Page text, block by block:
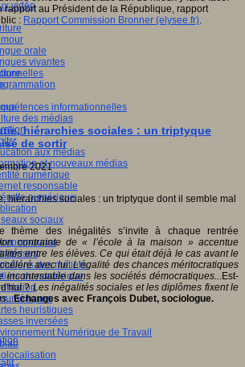
vidéo
orale
vivantes
informationnelles
des médias
aux médias
et nouveaux médias
numérique
responsable
numérique
sociaux
des métiers
du numérique
heuristiques
inversées
Numérique de Travail
rapport au Président de la République, rapport
: Rapport Commission Bronner (elysee.fr).
hiérarchies sociales : un triptyque
de sortir
2021
thème des inégalités s’invite à chaque rentrée
contrainte de « l’école à la maison » accentue
entre les élèves. Ce qui était déjà le cas avant le
avec lui. L’égalité des chances méritocratiques
incontestable dans les sociétés démocratiques...Est-
?Les inégalités sociales et les diplômes fixent le
...Echanges avec François Dubet, sociologue.